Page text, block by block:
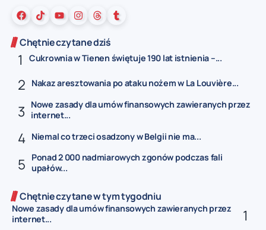
Chętnie czytane dziś
Cukrownia w Tienen świętuje 190 lat istnienia –...
Nakaz aresztowania po ataku nożem w La Louvière...
Nowe zasady dla umów finansowych zawieranych przez
internet...
Niemal co trzeci osadzony w Belgii nie ma...
Ponad 2 000 nadmiarowych zgonów podczas fali
upałów...
Chętnie czytane w tym tygodniu
Nowe zasady dla umów finansowych zawieranych przez
internet...